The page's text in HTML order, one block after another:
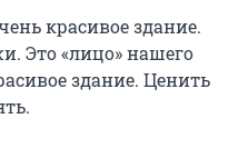
красивое здание.
Это «лицо» нашего
здание. Ценить